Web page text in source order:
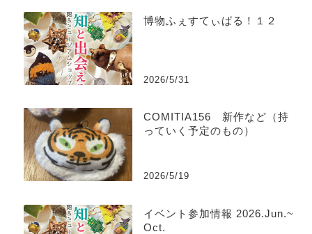
博物ふぇすてぃばる！１２
2026/5/31
COMITIA156 新作など（持
っていく予定のもの）
2026/5/19
イベント参加情報 2026.Jun.~
Oct.